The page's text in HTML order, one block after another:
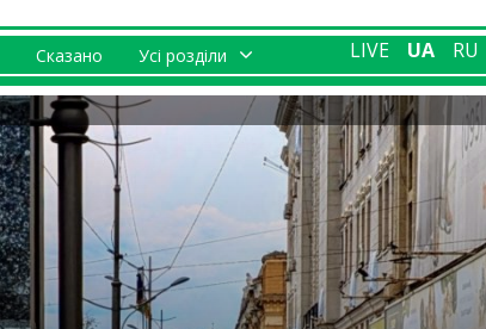
Сказано Усі розділи LIVE UA RU